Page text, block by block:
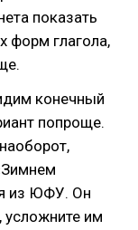
показать
форм глагола,
конечный
попроще.
из ЮФУ. Он
усложните им